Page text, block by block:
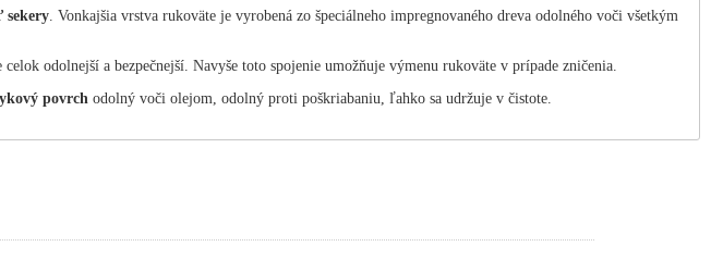
sekery. Vonkajšia vrstva rukoväte je vyrobená zo špeciálneho impregnovaného dreva odolného voči všetkým
odolnejší a bezpečnejší. Navyše toto spojenie umožňuje výmenu rukoväte v prípade zničenia.
povrch odolný voči olejom, odolný proti poškriabaniu, ľahko sa udržuje v čistote.